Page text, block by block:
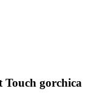
gorchica